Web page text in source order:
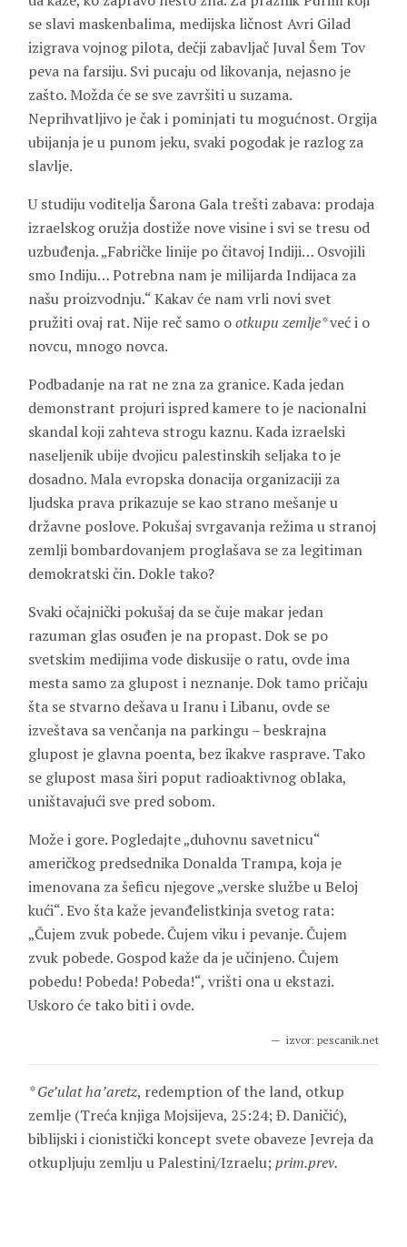
se slavi maskenbalima, medijska ličnost Avri Gilad
izigrava vojnog pilota, dečji zabavljač Juval Šem Tov
peva na farsiju. Svi pucaju od likovanja, nejasno je
zašto. Možda će se sve završiti u suzama.
Neprihvatljivo je čak i pominjati tu mogućnost. Orgija
ubijanja je u punom jeku, svaki pogodak je razlog za
slavlje.
U studiju voditelja Šarona Gala trešti zabava: prodaja
izraelskog oružja dostiže nove visine i svi se tresu od
uzbuđenja. „Fabričke linije po čitavoj Indiji… Osvojili
smo Indiju… Potrebna nam je milijarda Indijaca za
našu proizvodnju.“ Kakav će nam vrli novi svet
pružiti ovaj rat. Nije reč samo ootkupu zemlje*već i o
novcu, mnogo novca.
Podbadanje na rat ne zna za granice. Kada jedan
demonstrant projuri ispred kamere to je nacionalni
skandal koji zahteva strogu kaznu. Kada izraelski
naseljenik ubije dvojicu palestinskih seljaka to je
dosadno. Mala evropska donacija organizaciji za
ljudska prava prikazuje se kao strano mešanje u
državne poslove. Pokušaj svrgavanja režima u stranoj
zemlji bombardovanjem proglašava se za legitiman
demokratski čin. Dokle tako?
Svaki očajnički pokušaj da se čuje makar jedan
razuman glas osuđen je na propast. Dok se po
svetskim medijima vode diskusije o ratu, ovde ima
mesta samo za glupost i neznanje. Dok tamo pričaju
šta se stvarno dešava u Iranu i Libanu, ovde se
izveštava sa venčanja na parkingu – beskrajna
glupost je glavna poenta, bez ikakve rasprave. Tako
se glupost masa širi poput radioaktivnog oblaka,
uništavajući sve pred sobom.
Može i gore. Pogledajte „duhovnu savetnicu“
američkog predsednika Donalda Trampa, koja je
imenovana za šeficu njegove „verske službe u Beloj
kući“. Evo šta kaže jevanđelistkinja svetog rata:
„Čujem zvuk pobede. Čujem viku i pevanje. Čujem
zvuk pobede. Gospod kaže da je učinjeno. Čujem
pobedu! Pobeda! Pobeda!“, vrišti ona u ekstazi.
Uskoro će tako biti i ovde.
izvor: pescanik.net
* Ge’ulat ha’aretz, redemption of the land, otkup
zemlje (Treća knjiga Mojsijeva, 25:24; Đ. Daničić),
biblijski i cionistički koncept svete obaveze Jevreja da
otkupljuju zemlju u Palestini/Izraelu; prim.prev.